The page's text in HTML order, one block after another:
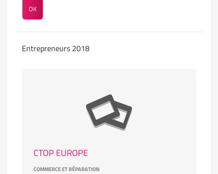
Entrepreneurs 2018
CTOP EUROPE
COMMERCE ET RÉPARATION